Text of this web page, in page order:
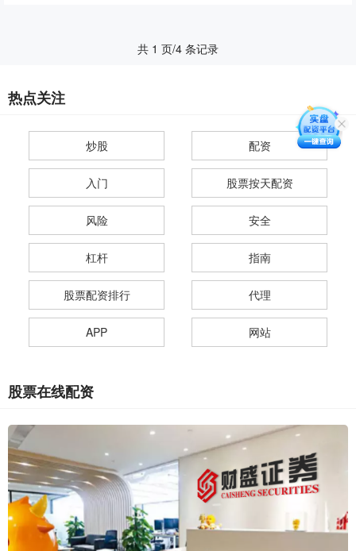
共 1 页/4 条记录
热点关注
炒股 配资
入门 股票按天配资
风险 安全
杠杆 指南
股票配资排行 代理
APP 网站
股票在线配资